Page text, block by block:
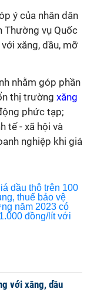
ý của nhân dân
Thường vụ Quốc
xăng, dầu, mỡ
nhằm góp phần
thị trường xăng
phức tạp;
tế - xã hội và
nghiệp khi giá
với xăng, dầu